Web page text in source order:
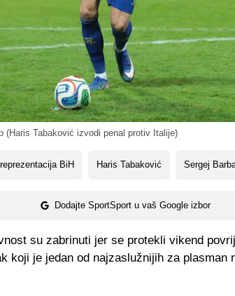
(Haris Tabaković izvodi penal protiv Italije)
BiH Haris Tabaković Sergej
Dodajte SportSport u vaš Google izbor
su zabrinuti jer se protekli vikend
koji je jedan od najzaslužnijih za plasman